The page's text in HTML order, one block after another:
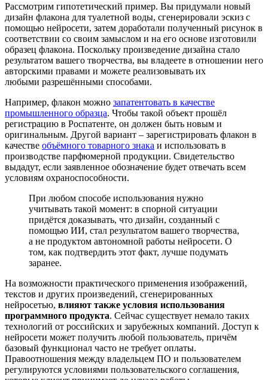
Рассмотрим гипотетический пример. Вы придумали новый
дизайн флакона для туалетной воды, сгенерировали эскиз с
помощью нейросети, затем доработали полученный рисунок в
соответствии со своим замыслом и на его основе изготовили
образец флакона. Поскольку произведение дизайна стало
результатом вашего творчества, вы владеете в отношении него
авторскими правами и можете реализовывать их
любыми разрешёнными способами.
Например, флакон можно запатентовать в качестве
промышленного образца. Чтобы такой объект прошёл
регистрацию в Роспатенте, он должен быть новым и
оригинальным. Другой вариант – зарегистрировать флакон в
качестве объёмного товарного знака и использовать в
производстве парфюмерной продукции. Свидетельство
выдадут, если заявленное обозначение будет отвечать всем
условиям охраноспособности.
При любом способе использования нужно
учитывать такой момент: в спорной ситуации
придётся доказывать, что дизайн, созданный с
помощью ИИ, стал результатом вашего творчества,
а не продуктом автономной работы нейросети. О
том, как подтвердить этот факт, лучше подумать
заранее.
На возможности практического применения изображений,
текстов и других произведений, сгенерированных
нейросетью, влияют также условия использования
программного продукта. Сейчас существует немало таких
технологий от российских и зарубежных компаний. Доступ к
нейросети может получить любой пользователь, причём
базовый функционал часто не требует оплаты.
Правоотношения между владельцем ПО и пользователем
регулируются условиями пользовательского соглашения,